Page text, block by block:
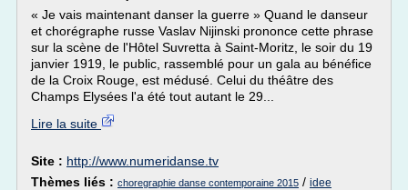
« Je vais maintenant danser la guerre » Quand le danseur
et chorégraphe russe Vaslav Nijinski prononce cette phrase
sur la scène de l'Hôtel Suvretta à Saint-Moritz, le soir du 19
janvier 1919, le public, rassemblé pour un gala au bénéfice
de la Croix Rouge, est médusé. Celui du théâtre des
Champs Elysées l'a été tout autant le 29...
Lire la suite
Site : http://www.numeridanse.tv
Thèmes liés : choregraphie danse contemporaine 2015 / idee